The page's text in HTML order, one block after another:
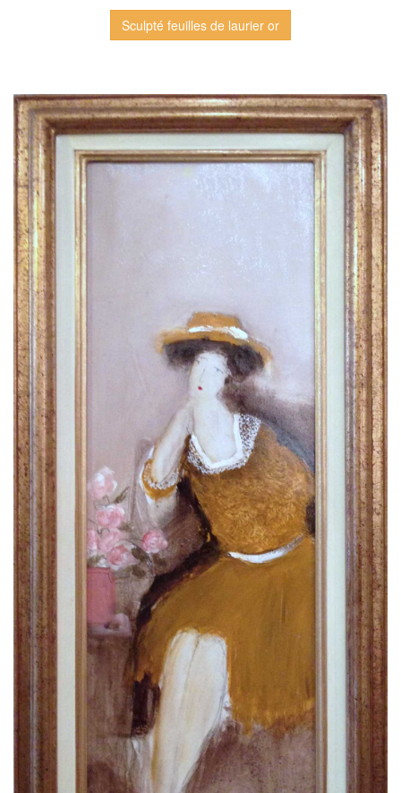
Sculpté feuilles de laurier or